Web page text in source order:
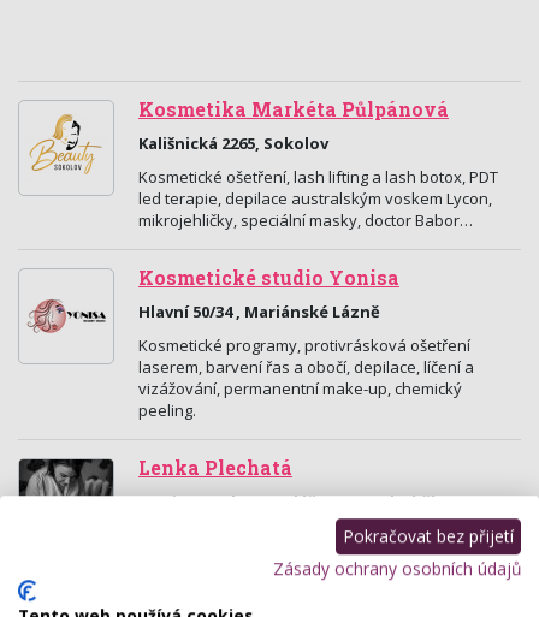
Kosmetika Markéta Půlpánová
Kališnická 2265, Sokolov
Kosmetické ošetření, lash lifting a lash botox, PDT
led terapie, depilace australským voskem Lycon,
mikrojehličky, speciální masky, doctor Babor…
Kosmetické studio Yonisa
Hlavní 50/34 , Mariánské Lázně
Kosmetické programy, protivrásková ošetření
laserem, barvení řas a obočí, depilace, líčení a
vizážování, permanentní make-up, chemický
peeling.
Lenka Plechatá
17. Listopadu 467, Klášterec Nad Ohří
Nabízíme kosmetickou péči a prodej kosmetických
přípravků. Více zde: www.lenka-plechata.net
Pokračovat bez přijetí
Zásady ochrany osobních údajů